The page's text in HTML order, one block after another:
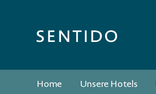
Home Unsere Hotels